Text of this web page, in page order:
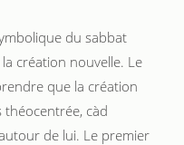
du sabbat
création nouvelle. Le
que la création
théocentrée, càd
de lui. Le premier